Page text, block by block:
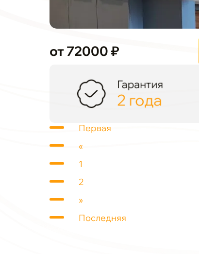
от 72000 ₽
Гарантия
2 года
Первая
«
1
2
»
Последняя